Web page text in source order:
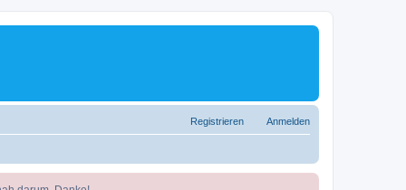
Anmelden
Registrieren